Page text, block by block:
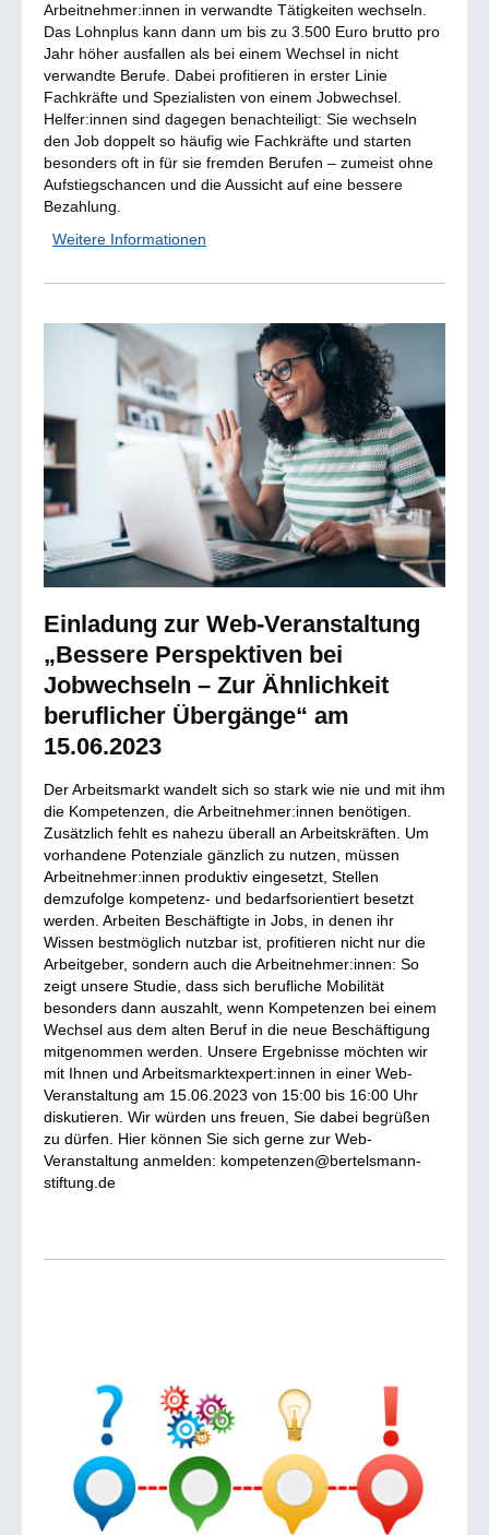
Arbeitnehmer:innen in verwandte Tätigkeiten wechseln.
Das Lohnplus kann dann um bis zu 3.500 Euro brutto pro
Jahr höher ausfallen als bei einem Wechsel in nicht
verwandte Berufe. Dabei profitieren in erster Linie
Fachkräfte und Spezialisten von einem Jobwechsel.
Helfer:innen sind dagegen benachteiligt: Sie wechseln
den Job doppelt so häufig wie Fachkräfte und starten
besonders oft in für sie fremden Berufen – zumeist ohne
Aufstiegschancen und die Aussicht auf eine bessere
Bezahlung.
Weitere Informationen
Einladung zur Web-Veranstaltung
„Bessere Perspektiven bei
Jobwechseln – Zur Ähnlichkeit
beruflicher Übergänge“ am
15.06.2023
Der Arbeitsmarkt wandelt sich so stark wie nie und mit ihm
die Kompetenzen, die Arbeitnehmer:innen benötigen.
Zusätzlich fehlt es nahezu überall an Arbeitskräften. Um
vorhandene Potenziale gänzlich zu nutzen, müssen
Arbeitnehmer:innen produktiv eingesetzt, Stellen
demzufolge kompetenz- und bedarfsorientiert besetzt
werden. Arbeiten Beschäftigte in Jobs, in denen ihr
Wissen bestmöglich nutzbar ist, profitieren nicht nur die
Arbeitgeber, sondern auch die Arbeitnehmer:innen: So
zeigt unsere Studie, dass sich berufliche Mobilität
besonders dann auszahlt, wenn Kompetenzen bei einem
Wechsel aus dem alten Beruf in die neue Beschäftigung
mitgenommen werden. Unsere Ergebnisse möchten wir
mit Ihnen und Arbeitsmarktexpert:innen in einer Web-
Veranstaltung am 15.06.2023 von 15:00 bis 16:00 Uhr
diskutieren. Wir würden uns freuen, Sie dabei begrüßen
zu dürfen. Hier können Sie sich gerne zur Web-
Veranstaltung anmelden: kompetenzen@bertelsmann-
stiftung.de